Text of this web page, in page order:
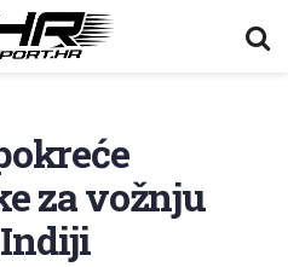
za vožnju